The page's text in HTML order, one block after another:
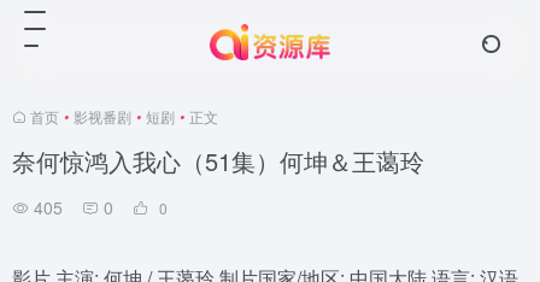
首页 • 影视番剧 • 短剧 • 正文
奈何惊鸿入我心（51集）何坤＆王蔼玲
405 0 0